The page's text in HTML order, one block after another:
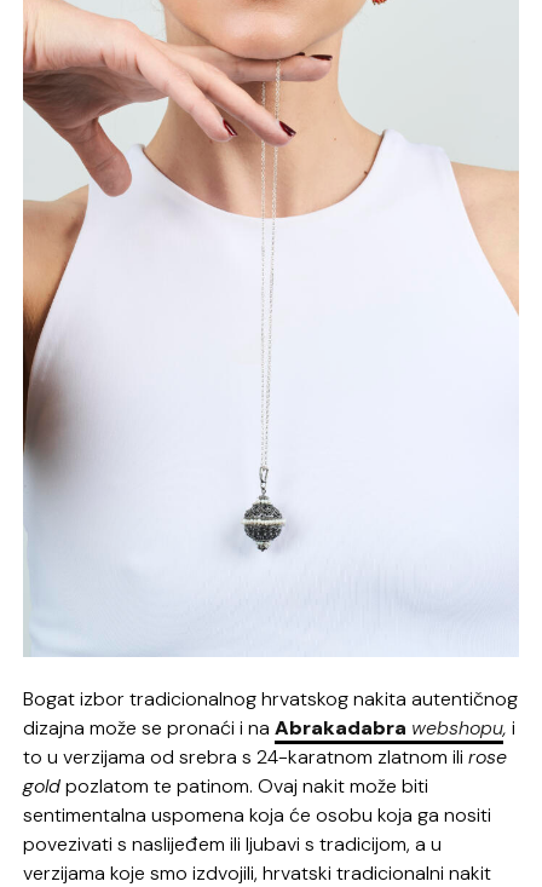
Bogat izbor tradicionalnog hrvatskog nakita autentičnog
dizajna može se pronaći i naAbrakadabra webshopu, i
to u verzijama od srebra s 24-karatnom zlatnom ilirose
goldpozlatom te patinom. Ovaj nakit može biti
sentimentalna uspomena koja će osobu koja ga nositi
povezivati s naslijeđem ili ljubavi s tradicijom, a u
verzijama koje smo izdvojili, hrvatski tradicionalni nakit